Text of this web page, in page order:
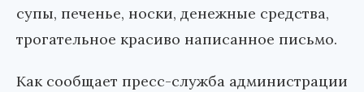
супы, печенье, носки, денежные средства,
трогательное красиво написанное письмо.
Как сообщает пресс-служба администрации